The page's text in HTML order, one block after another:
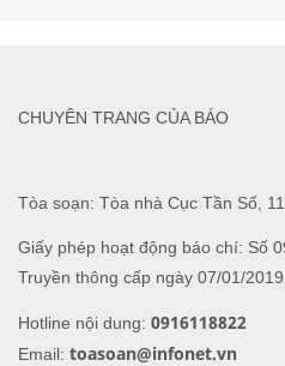
Tòa soạn: Tòa nhà Cục Tần Số,
Giấy phép hoạt động báo chí: Số
Truyền thông cấp ngày 07/01/
Hotline nội dung: 0916118822
Email: toasoan@infonet.vn
CHUYÊN TRANG CỦA BÁO